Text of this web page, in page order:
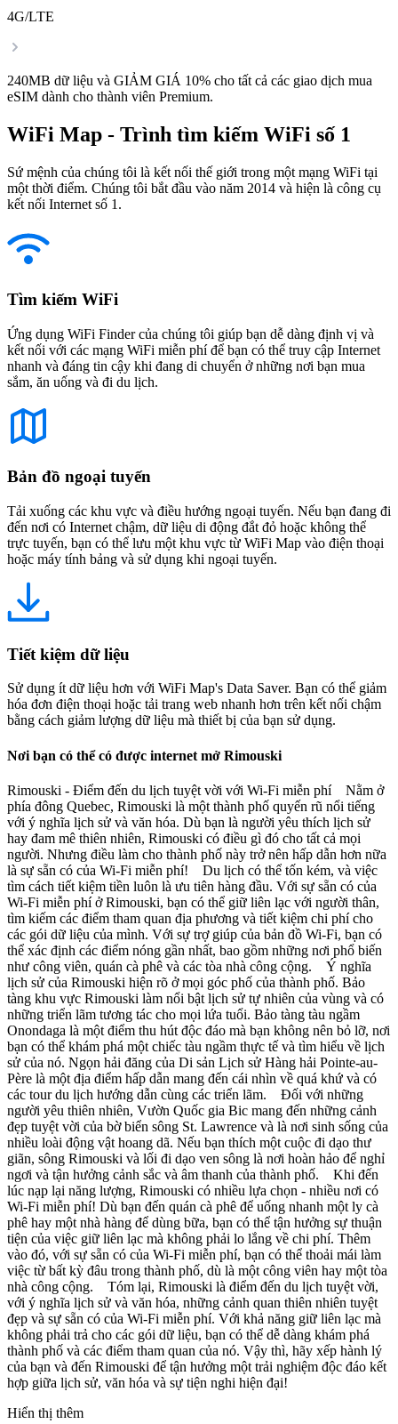
4G/LTE
240MB dữ liệu và GIẢM GIÁ 10% cho tất cả các giao dịch mua
eSIM dành cho thành viên Premium.
WiFi Map - Trình tìm kiếm WiFi số 1
Sứ mệnh của chúng tôi là kết nối thế giới trong một mạng WiFi tại
một thời điểm. Chúng tôi bắt đầu vào năm 2014 và hiện là công cụ
kết nối Internet số 1.
Tìm kiếm WiFi
Ứng dụng WiFi Finder của chúng tôi giúp bạn dễ dàng định vị và
kết nối với các mạng WiFi miễn phí để bạn có thể truy cập Internet
nhanh và đáng tin cậy khi đang di chuyển ở những nơi bạn mua
sắm, ăn uống và đi du lịch.
Bản đồ ngoại tuyến
Tải xuống các khu vực và điều hướng ngoại tuyến. Nếu bạn đang đi
đến nơi có Internet chậm, dữ liệu di động đắt đỏ hoặc không thể
trực tuyến, bạn có thể lưu một khu vực từ WiFi Map vào điện thoại
hoặc máy tính bảng và sử dụng khi ngoại tuyến.
Tiết kiệm dữ liệu
Sử dụng ít dữ liệu hơn với WiFi Map's Data Saver. Bạn có thể giảm
hóa đơn điện thoại hoặc tải trang web nhanh hơn trên kết nối chậm
bằng cách giảm lượng dữ liệu mà thiết bị của bạn sử dụng.
Nơi bạn có thể có được internet mở Rimouski
Rimouski - Điểm đến du lịch tuyệt vời với Wi-Fi miễn phí Nằm ở
phía đông Quebec, Rimouski là một thành phố quyến rũ nổi tiếng
với ý nghĩa lịch sử và văn hóa. Dù bạn là người yêu thích lịch sử
hay đam mê thiên nhiên, Rimouski có điều gì đó cho tất cả mọi
người. Nhưng điều làm cho thành phố này trở nên hấp dẫn hơn nữa
là sự sẵn có của Wi-Fi miễn phí! Du lịch có thể tốn kém, và việc
tìm cách tiết kiệm tiền luôn là ưu tiên hàng đầu. Với sự sẵn có của
Wi-Fi miễn phí ở Rimouski, bạn có thể giữ liên lạc với người thân,
tìm kiếm các điểm tham quan địa phương và tiết kiệm chi phí cho
các gói dữ liệu của mình. Với sự trợ giúp của bản đồ Wi-Fi, bạn có
thể xác định các điểm nóng gần nhất, bao gồm những nơi phổ biến
như công viên, quán cà phê và các tòa nhà công cộng. Ý nghĩa
lịch sử của Rimouski hiện rõ ở mọi góc phố của thành phố. Bảo
tàng khu vực Rimouski làm nổi bật lịch sử tự nhiên của vùng và có
những triển lãm tương tác cho mọi lứa tuổi. Bảo tàng tàu ngầm
Onondaga là một điểm thu hút độc đáo mà bạn không nên bỏ lỡ, nơi
bạn có thể khám phá một chiếc tàu ngầm thực tế và tìm hiểu về lịch
sử của nó. Ngọn hải đăng của Di sản Lịch sử Hàng hải Pointe-au-
Père là một địa điểm hấp dẫn mang đến cái nhìn về quá khứ và có
các tour du lịch hướng dẫn cùng các triển lãm. Đối với những
người yêu thiên nhiên, Vườn Quốc gia Bic mang đến những cảnh
đẹp tuyệt vời của bờ biển sông St. Lawrence và là nơi sinh sống của
nhiều loài động vật hoang dã. Nếu bạn thích một cuộc đi dạo thư
giãn, sông Rimouski và lối đi dạo ven sông là nơi hoàn hảo để nghỉ
ngơi và tận hưởng cảnh sắc và âm thanh của thành phố. Khi đến
lúc nạp lại năng lượng, Rimouski có nhiều lựa chọn - nhiều nơi có
Wi-Fi miễn phí! Dù bạn đến quán cà phê để uống nhanh một ly cà
phê hay một nhà hàng để dùng bữa, bạn có thể tận hưởng sự thuận
tiện của việc giữ liên lạc mà không phải lo lắng về chi phí. Thêm
vào đó, với sự sẵn có của Wi-Fi miễn phí, bạn có thể thoải mái làm
việc từ bất kỳ đâu trong thành phố, dù là một công viên hay một tòa
nhà công cộng. Tóm lại, Rimouski là điểm đến du lịch tuyệt vời,
với ý nghĩa lịch sử và văn hóa, những cảnh quan thiên nhiên tuyệt
đẹp và sự sẵn có của Wi-Fi miễn phí. Với khả năng giữ liên lạc mà
không phải trả cho các gói dữ liệu, bạn có thể dễ dàng khám phá
thành phố và các điểm tham quan của nó. Vậy thì, hãy xếp hành lý
của bạn và đến Rimouski để tận hưởng một trải nghiệm độc đáo kết
hợp giữa lịch sử, văn hóa và sự tiện nghi hiện đại!
Hiển thị thêm